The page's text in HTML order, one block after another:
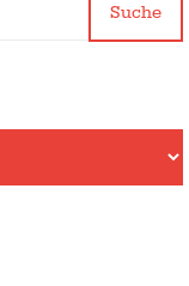
Suche